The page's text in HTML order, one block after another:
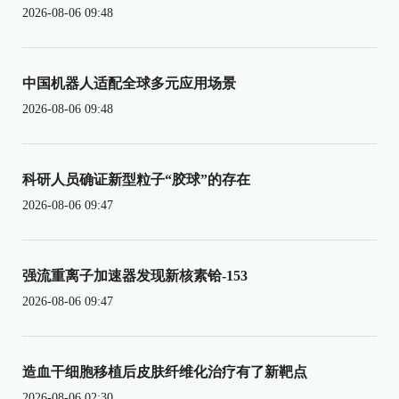
2026-08-06 09:48
中国机器人适配全球多元应用场景
2026-08-06 09:48
科研人员确证新型粒子“胶球”的存在
2026-08-06 09:47
强流重离子加速器发现新核素铪-153
2026-08-06 09:47
造血干细胞移植后皮肤纤维化治疗有了新靶点